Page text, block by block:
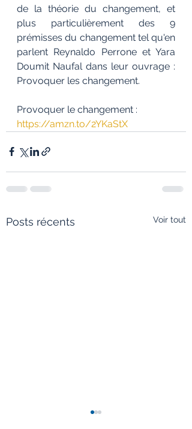
de la théorie du changement, et
plus particulièrement des 9
prémisses du changement tel qu'en
parlent Reynaldo Perrone et Yara
Doumit Naufal dans leur ouvrage :
Provoquer les changement.
Provoquer le changement :
https://amzn.to/2YKaStX
Posts récents Voir tout